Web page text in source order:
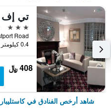
3 نجوم
0.4 كيلومتر عن وسط المدينة
408 ﷼
شاهد أرخص الفنادق في كاستليبار